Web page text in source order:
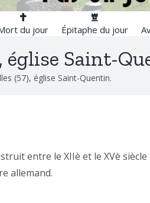
du jour Épitaphe du jour
église Saint-
(57), église Saint-Quentin.
entre le XIIè et le XVè siècle
allemand.